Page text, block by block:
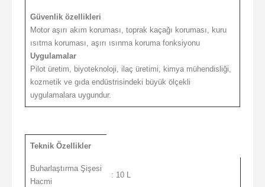
Güvenlik özellikleri
Motor aşırı akım koruması, toprak kaçağı koruması, kuru
ısıtma koruması, aşırı ısınma koruma fonksiyonu
Uygulamalar
Pilot üretim, biyoteknoloji, ilaç üretimi, kimya mühendisliği,
kozmetik ve gıda endüstrisindeki büyük ölçekli
uygulamalara uygundur.
Teknik Özellikler
Buharlaştırma Şişesi
Hacmi
: 10 L